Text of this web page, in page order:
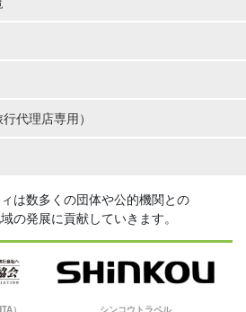
代理店専用）
は数多くの団体や公的機関との
の発展に貢献していきます。
）
シンコウトラベル